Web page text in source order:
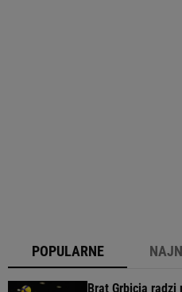
POPULARNE
Brat Grbicia radzi